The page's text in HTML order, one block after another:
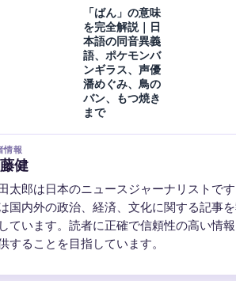
「ばん」の意味
を完全解説｜日
本語の同音異義
語、ポケモンバ
ンギラス、声優
潘めぐみ、鳥の
バン、もつ焼き
まで
情報
健
太郎は日本のニュースジャーナリストで
国内外の政治、経済、文化に関する記事
ています。読者に正確で信頼性の高い情
することを目指しています。